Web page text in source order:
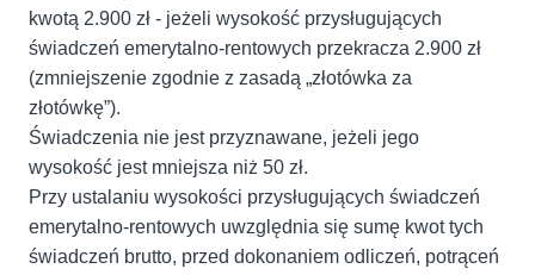
kwotą 2.900 zł - jeżeli wysokość przysługujących
świadczeń emerytalno-rentowych przekracza 2.900 zł
(zmniejszenie zgodnie z zasadą „złotówka za
złotówkę”).
Świadczenia nie jest przyznawane, jeżeli jego
wysokość jest mniejsza niż 50 zł.
Przy ustalaniu wysokości przysługujących świadczeń
emerytalno-rentowych uwzględnia się sumę kwot tych
świadczeń brutto, przed dokonaniem odliczeń, potrąceń